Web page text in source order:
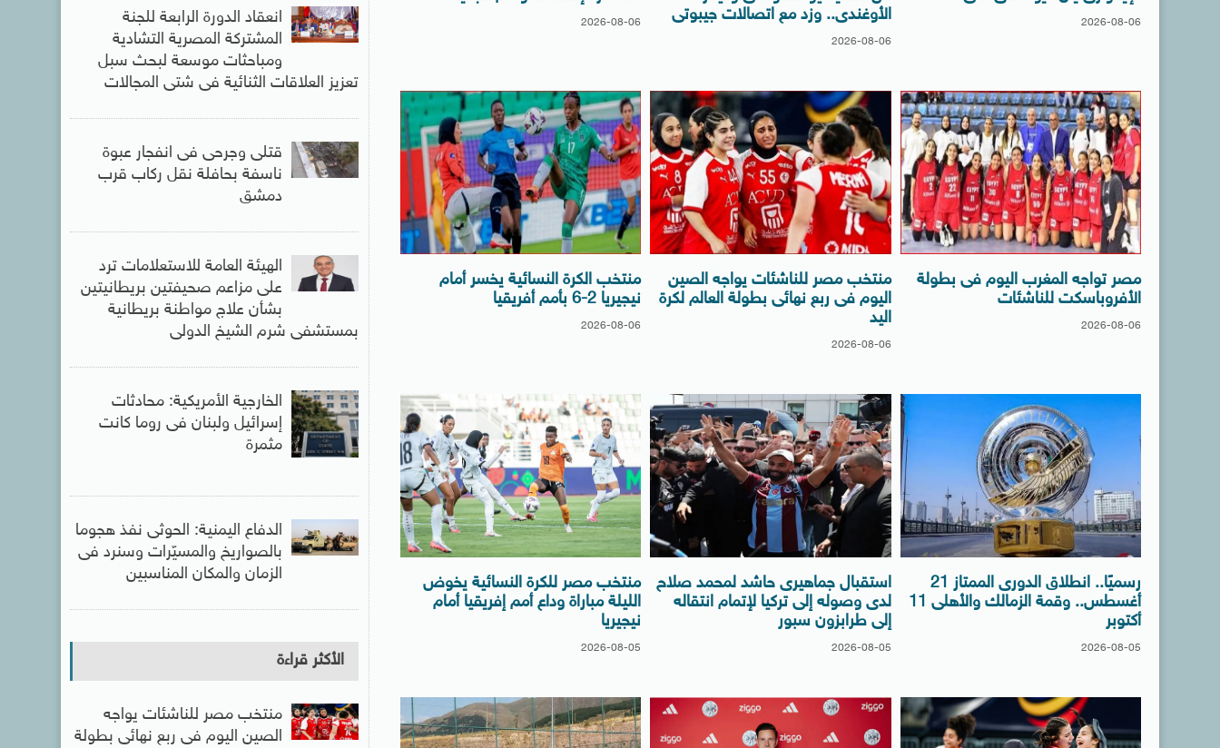
2026-08-06
الأوغندى.. وزد مع اتصالات جيبوتى
2026-08-06
2026-08-06
مصر تواجه المغرب اليوم فى بطولة
الأفروباسكت للناشئات
2026-08-06
منتخب مصر للناشئات يواجه الصين
اليوم فى ربع نهائى بطولة العالم لكرة
اليد
2026-08-06
منتخب الكرة النسائية يخسر أمام
نيجيريا 2-6 بأمم أفريقيا
2026-08-06
رسميًا.. انطلاق الدورى الممتاز 21
أغسطس.. وقمة الزمالك والأهلى 11
أكتوبر
2026-08-05
استقبال جماهيرى حاشد لمحمد صلاح
لدى وصوله إلى تركيا لإتمام انتقاله
إلى طرابزون سبور
2026-08-05
منتخب مصر للكرة النسائية يخوض
الليلة مباراة وداع أمم إفريقيا أمام
نيجيريا
2026-08-05
انعقاد الدورة الرابعة للجنة
المشتركة المصرية التشادية
ومباحثات موسعة لبحث سبل
تعزيز العلاقات الثنائية فى شتى المجالات
قتلى وجرحى فى انفجار عبوة
ناسفة بحافلة نقل ركاب قرب
دمشق
الهيئة العامة للاستعلامات ترد
على مزاعم صحيفتين بريطانيتين
بشأن علاج مواطنة بريطانية
بمستشفى شرم الشيخ الدولى
الخارجية الأمريكية: محادثات
إسرائيل ولبنان فى روما كانت
مثمرة
الدفاع اليمنية: الحوثى نفذ هجوما
بالصواريخ والمسيّرات وسنرد فى
الزمان والمكان المناسبين
الأكثر قراءة
منتخب مصر للناشئات يواجه
الصين اليوم فى ربع نهائى بطولة